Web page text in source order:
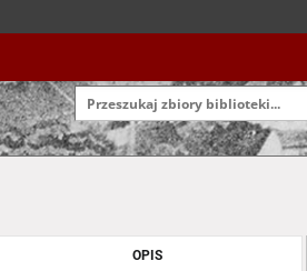
OPIS